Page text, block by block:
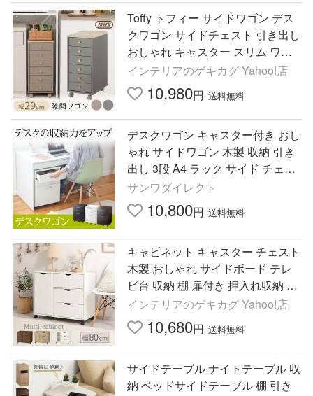
Toffy トフィー サイドワゴン デス
クワゴン サイドチェスト 引き出し
おしゃれ キャスター スリム ワゴ
ン 木製 大容量 6段 A4 デスク下 収
納 書類 文房具
インテリアのゲキカグ Yahoo!店
10,980円 送料無料
デスクワゴン キャスター付き おし
ゃれ サイドワゴン 木製 収納 引き
出し 3段 A4 ラック サイド チェス
ト デスクキャビネット ファイルワ
ゴン 100-SNW017
サンワダイレクト
10,800円 送料無料
キャビネット キャスター チェスト
木製 おしゃれ サイドボード テレ
ビ台 収納 棚 扉付き 押入れ収納 引
き出し 3段 収納ラック 衣類 茶色
白 北欧
インテリアのゲキカグ Yahoo!店
10,680円 送料無料
サイドテーブル ナイトテーブル 収
納 ベッドサイドテーブル 棚 引き